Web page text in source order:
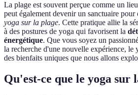
La plage est souvent perçue comme un
peut également devenir un sanctuaire
yoga sur la plage. Cette pratique allie la
à des postures de yoga qui favorisent la
énergétique. Que vous soyez un
la recherche d'une nouvelle expérience, le
des bienfaits uniques que nous allons
Qu'est-ce que le yoga sur